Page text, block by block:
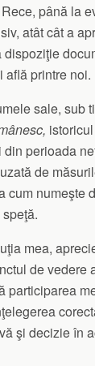
până la
atât cât a
dispoziţie
află printre noi.
sale, sub
perioada
de
cum numeşte
mea,
de vedere
participarea
şi decizie în